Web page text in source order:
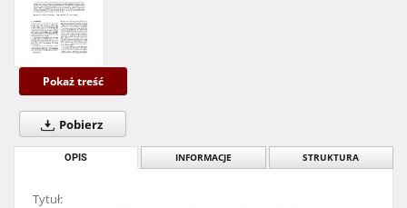
Pokaż treść
Pobierz
OPIS INFORMACJE STRUKTURA
Tytuł: